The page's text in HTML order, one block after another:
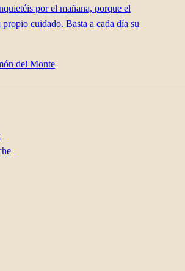
por el mañana, porque el
propio cuidado. Basta a cada día su
del Monte